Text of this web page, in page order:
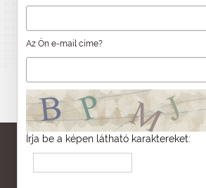
Az Ön e-mail címe?
Írja be a képen látható karaktereket: